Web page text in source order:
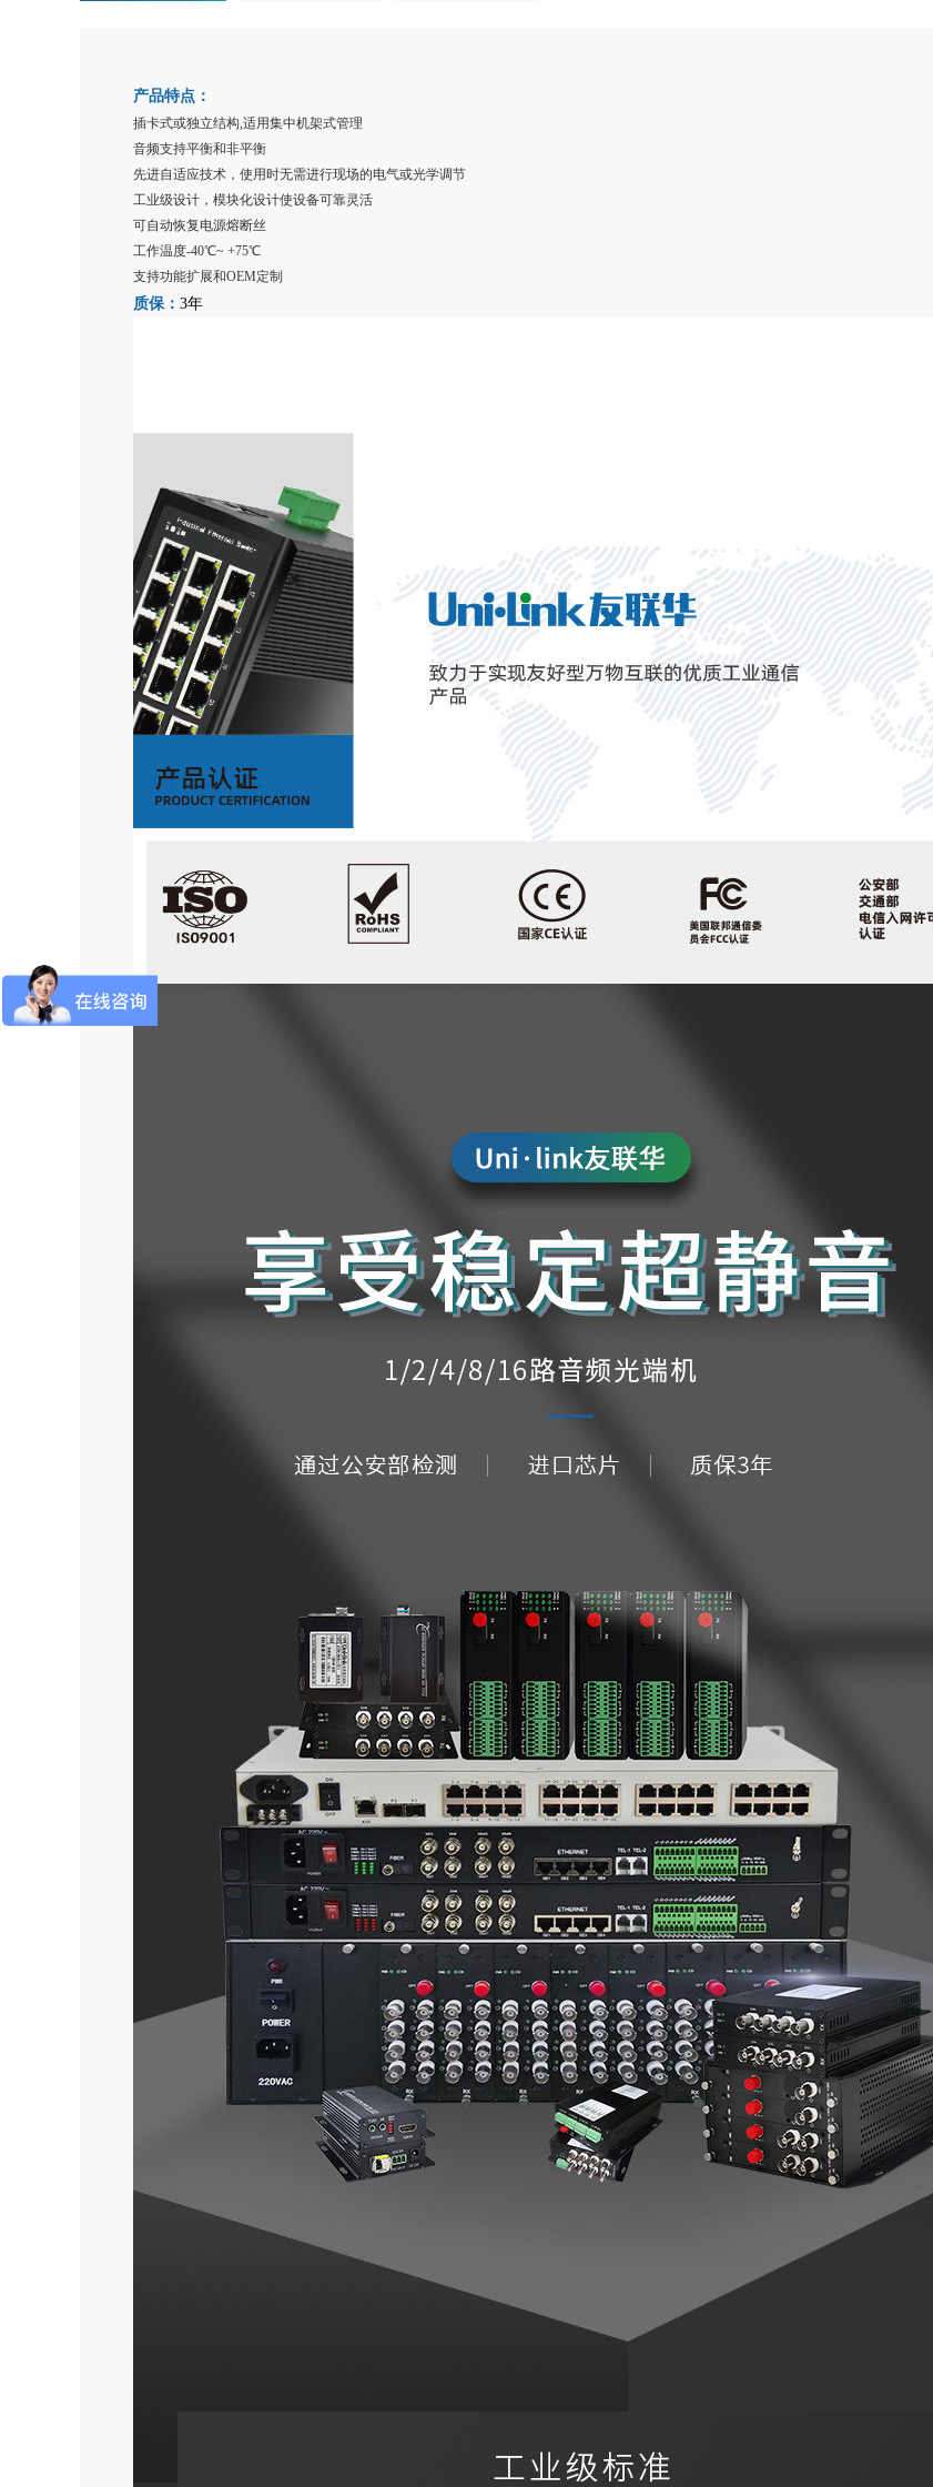
产品特点：
插卡式或独立结构 ,适用集中机架式管理
音频支持平衡和非平衡
先进自适应技术，使用时无需进行现场的电气或光学调节
工业级设计，模块化设计使设备可靠灵活
可自动恢复电源熔断丝
工作温度-40℃~ +75℃
支持功能扩展和OEM定制
质保： 3年